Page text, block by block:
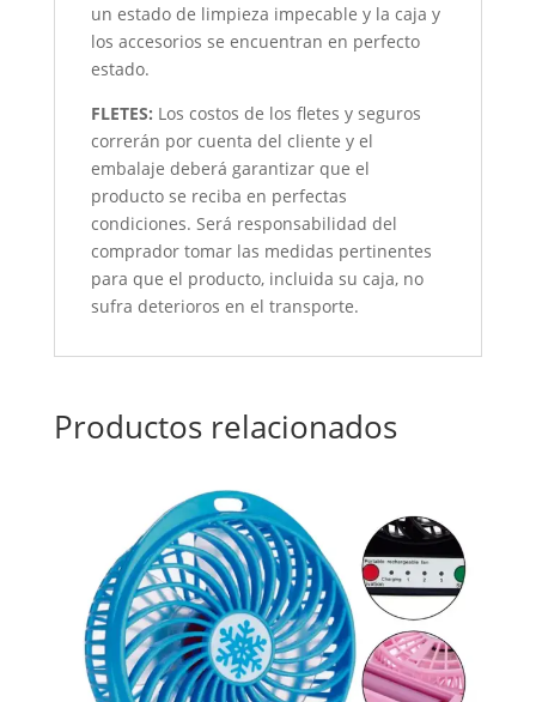
un estado de limpieza impecable y la caja y
los accesorios se encuentran en perfecto
estado.
FLETES: Los costos de los fletes y seguros
correrán por cuenta del cliente y el
embalaje deberá garantizar que el
producto se reciba en perfectas
condiciones. Será responsabilidad del
comprador tomar las medidas pertinentes
para que el producto, incluida su caja, no
sufra deterioros en el transporte.
Productos relacionados